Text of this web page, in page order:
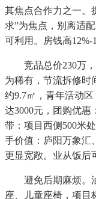
其焦点合作力之一。
求”为焦点，别离适
可利用。房钱高12%-
竞品总价230万，
为稀有，节流拆修时
约9.7㎡，青年活动
达3000元，团购优惠
带：项目西侧500米
手价值：庐阳万象汇
更显宽敞。业从饭后
避免后期麻烦。油
座、儿童座椅，项目